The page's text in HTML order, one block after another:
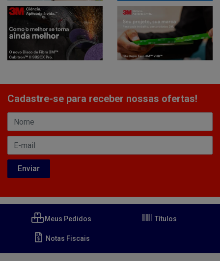
Cadastre-se para receber nossas ofertas!
Meus Pedidos Títulos
Notas Fiscais